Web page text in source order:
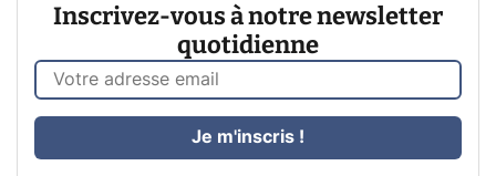
Inscrivez-vous à notre newsletter
quotidienne
Je m'inscris !